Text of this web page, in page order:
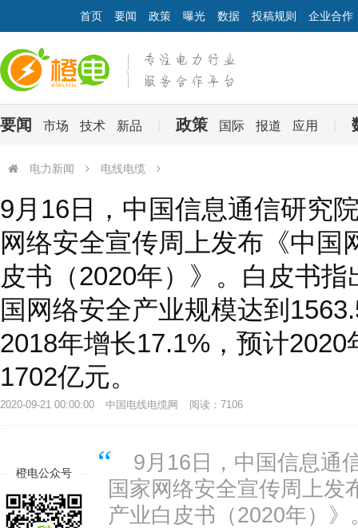
首页 要闻 政策 曝光 数据 投稿规则 企业合作
要闻 市场 技术 新品 政策 国际 报道 应用
电力新闻 电线电缆
9月16日，中国信息通信研究院在2020年国家网络安全宣传周上发布《
年）》。白皮书指出，2019年我国网络安全产业规模达到1563.59亿元
产业规模约为1702亿元。
9月16日，中国信息通信研究
网络安全宣传周上发布《中国
皮书（2020年）》。白皮书指
国网络安全产业规模达到
2018年增长17.1%，预计2020
1702亿元。
2020-09-21 00:00:00 中国电线电缆网 阅读：7106
橙电公众号
9月16日，中国信息通
国家网络安全宣传周上发
产业白皮书（2020年）